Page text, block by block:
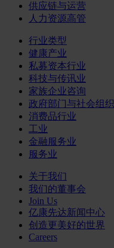
供应链与运营
人力资源高管
行业类型
健康产业
私募资本行业
科技与传讯业
家族企业咨询
政府部门与社会组织
消费品行业
工业
金融服务业
服务业
关于我们
我们的董事会
Join Us
亿康先达新闻中心
创造更美好的世界
Careers